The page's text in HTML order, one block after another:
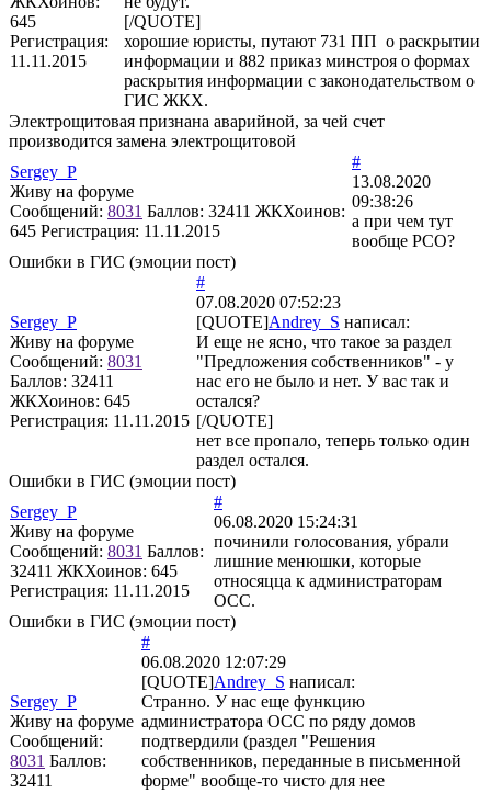
645
Регистрация:
11.11.2015
[/QUOTE]
хорошие юристы, путают 731 ПП о раскрытии
информации и 882 приказ минстроя о формах
раскрытия информации с законодательством о
ГИС ЖКХ.
Электрощитовая признана аварийной, за чей счет
производится замена электрощитовой
Sergey_P
Живу на форуме
Сообщений: 8031 Баллов: 32411 ЖКХоинов:
645 Регистрация: 11.11.2015
#
13.08.2020
09:38:26
а при чем тут
вообще РСО?
Ошибки в ГИС (эмоции пост)
Sergey_P
Живу на форуме
Сообщений: 8031
Баллов: 32411
ЖКХоинов: 645
Регистрация: 11.11.2015
#
07.08.2020 07:52:23
[QUOTE]Andrey_S написал:
И еще не ясно, что такое за раздел
"Предложения собственников" - у
нас его не было и нет. У вас так и
остался?
[/QUOTE]
нет все пропало, теперь только один
раздел остался.
Ошибки в ГИС (эмоции пост)
Sergey_P
Живу на форуме
Сообщений: 8031 Баллов:
32411 ЖКХоинов: 645
Регистрация: 11.11.2015
#
06.08.2020 15:24:31
починили голосования, убрали
лишние менюшки, которые
относяцца к администраторам
ОСС.
Ошибки в ГИС (эмоции пост)
Sergey_P
Живу на форуме
Сообщений:
8031 Баллов:
32411
#
06.08.2020 12:07:29
[QUOTE]Andrey_S написал:
Странно. У нас еще функцию
администратора ОСС по ряду домов
подтвердили (раздел "Решения
собственников, переданные в письменной
форме" вообще-то чисто для нее